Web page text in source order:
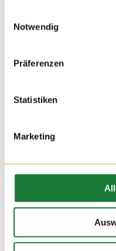
Notwendig
Präferenzen
Statistiken
Marketing
Wir durften am Mittwoch
Für die Schülerinnen und
Führung zu einer